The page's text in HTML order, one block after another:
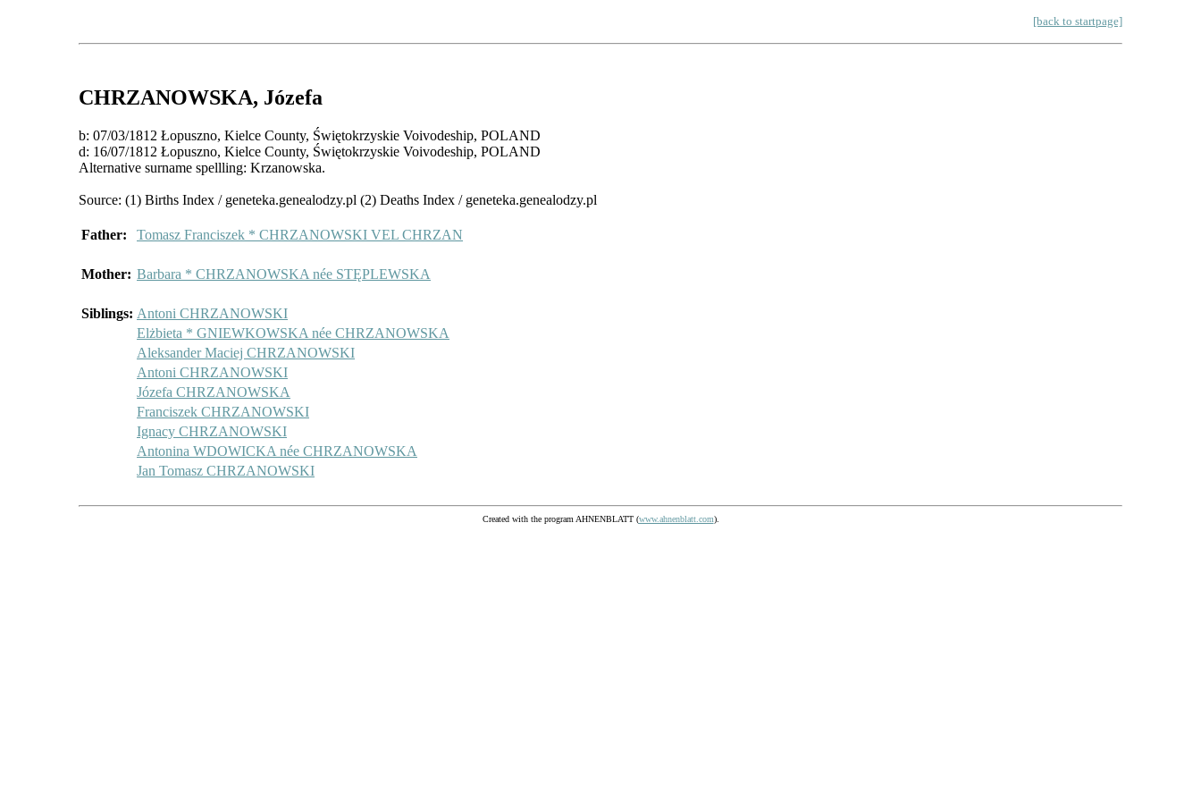
[back to startpage]
CHRZANOWSKA, Józefa
b: 07/03/1812 Łopuszno, Kielce County, Świętokrzyskie Voivodeship, POLAND
d: 16/07/1812 Łopuszno, Kielce County, Świętokrzyskie Voivodeship, POLAND
Alternative surname spellling: Krzanowska.
Source: (1) Births Index / geneteka.genealodzy.pl (2) Deaths Index / geneteka.genealodzy.pl
Father: Tomasz Franciszek * CHRZANOWSKI VEL CHRZAN
Mother: Barbara * CHRZANOWSKA née STĘPLEWSKA
Siblings: Antoni CHRZANOWSKI
Elżbieta * GNIEWKOWSKA née CHRZANOWSKA
Aleksander Maciej CHRZANOWSKI
Antoni CHRZANOWSKI
Józefa CHRZANOWSKA
Franciszek CHRZANOWSKI
Ignacy CHRZANOWSKI
Antonina WDOWICKA née CHRZANOWSKA
Jan Tomasz CHRZANOWSKI
Created with the program AHNENBLATT (www.ahnenblatt.com).